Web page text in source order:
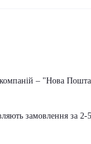
компаній – "Нова
замовлення за 2-5